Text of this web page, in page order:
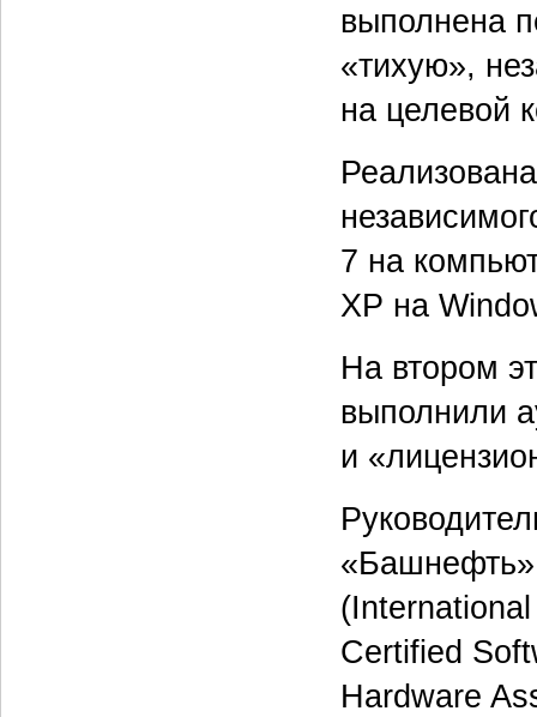
выполнена
«тихую»,
на целевой
7 на
XP на
На втором
выполнили
и
«Башнефть»
Certified
Hardware